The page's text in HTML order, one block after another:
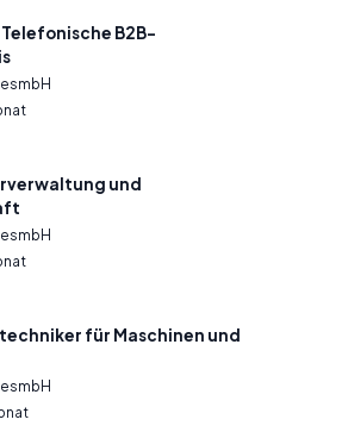
B2B-
und
für Maschinen und